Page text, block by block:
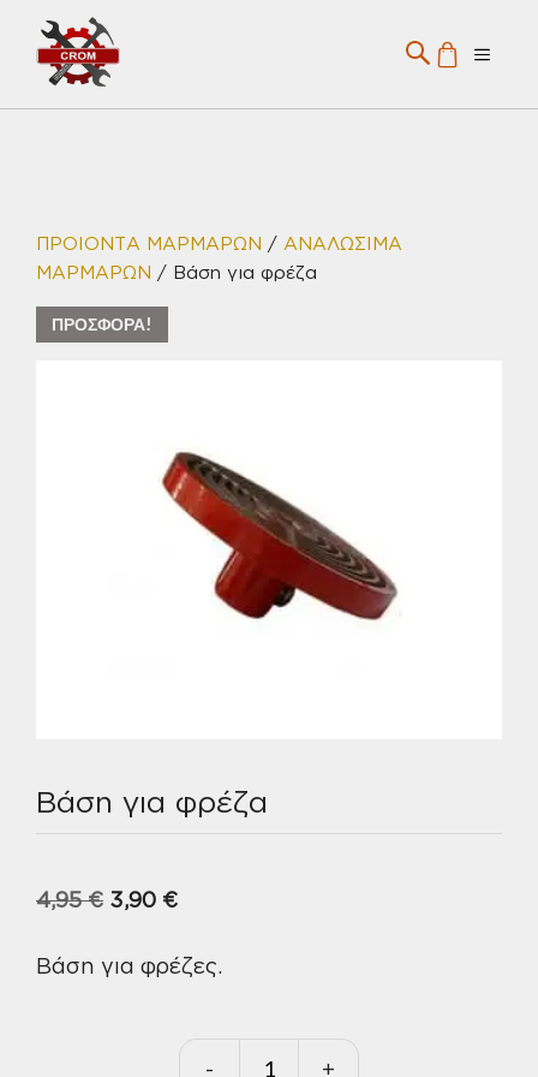
Μετάβαση
περιεχόμενο
Menu
ΠΡΟΙΟΝΤΑ ΜΑΡΜΑΡΩΝ / ΑΝΑΛΩΣΙΜΑ
ΜΑΡΜΑΡΩΝ / Βάση για φρέζα
ΠΡΟΣΦΟΡΆ!
Βάση για φρέζα
4,95€ Original
was:
3,90 €Η
τιμή
3,90 €.
Βάση για φρέζες.
- +